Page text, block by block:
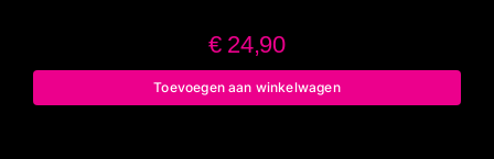
€24,90
Toevoegen aan winkelwagen